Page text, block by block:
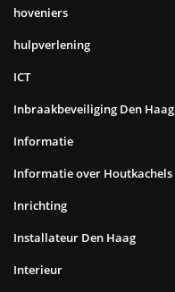
hoveniers
hulpverlening
ICT
Inbraakbeveiliging Den Haag
Informatie
Informatie over Houtkachels
Inrichting
Installateur Den Haag
Interieur